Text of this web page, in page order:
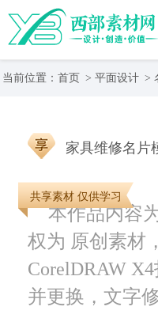
当前位置： 首页 > 平面设计 >
家具维修名片
共享素材 仅供学习
本作品内容
权为 原创素材
CorelDRAW
并更换，文字